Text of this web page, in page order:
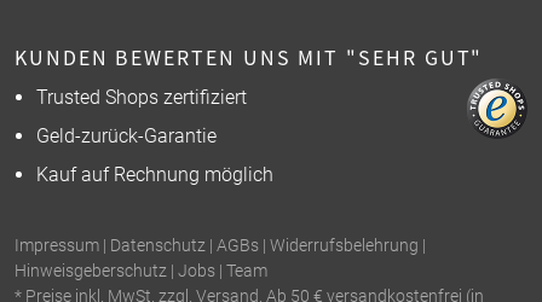
KUNDEN BEWERTEN UNS MIT "SEHR GUT"
Trusted Shops zertifiziert
Geld-zurück-Garantie
Kauf auf Rechnung möglich
Impressum | Datenschutz | AGBs | Widerrufsbelehrung |
Hinweisgeberschutz | Jobs | Team
* Preise inkl. MwSt. zzgl. Versand. Ab 50 € versandkostenfrei (in